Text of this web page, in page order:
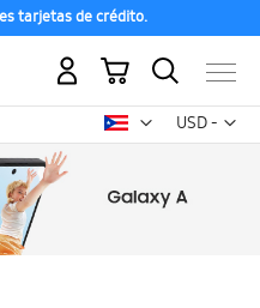
tarjetas de crédito.
USD -
dólar
Mi carrito